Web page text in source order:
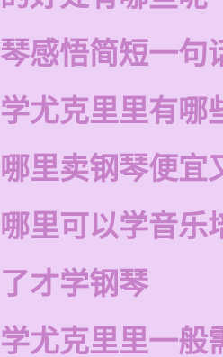
感悟简短一句
尤克里里有哪
里卖钢琴便宜
里可以学音乐
才学钢琴
尤克里里一般